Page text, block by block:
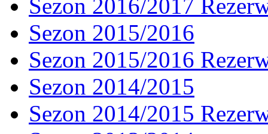
Sezon 2016/2017
Sezon 2015/2016
Sezon 2015/2016
Sezon 2014/2015
Sezon 2014/2015